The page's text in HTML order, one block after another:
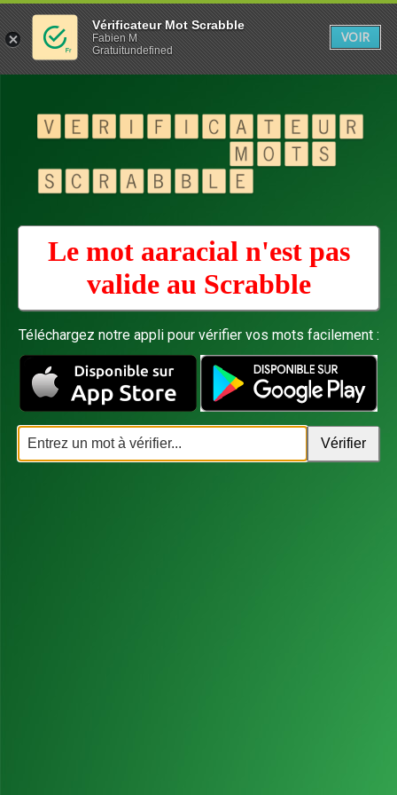
Le mot aaracial n'est pas
valide au Scrabble
Téléchargez notre appli pour vérifier vos mots facilement :
Vérificateur Mot Scrabble
Fabien M
Gratuitundefined
VOIR